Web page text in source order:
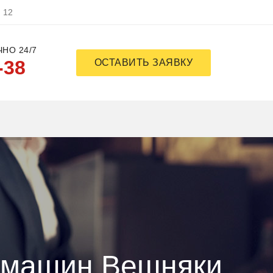
12
24/7
ОСТАВИТЬ ЗАЯВКУ
Вешняки